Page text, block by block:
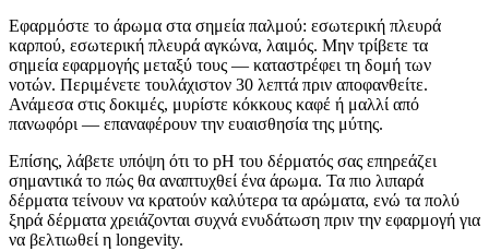
Εφαρμόστε το άρωμα στα σημεία παλμού: εσωτερική πλευρά
καρπού, εσωτερική πλευρά αγκώνα, λαιμός. Μην τρίβετε τα
σημεία εφαρμογής μεταξύ τους — καταστρέφει τη δομή των
νοτών. Περιμένετε τουλάχιστον 30 λεπτά πριν αποφανθείτε.
Ανάμεσα στις δοκιμές, μυρίστε κόκκους καφέ ή μαλλί από
πανωφόρι — επαναφέρουν την ευαισθησία της μύτης.
Επίσης, λάβετε υπόψη ότι το pH του δέρματός σας επηρεάζει
σημαντικά το πώς θα αναπτυχθεί ένα άρωμα. Τα πιο λιπαρά
δέρματα τείνουν να κρατούν καλύτερα τα αρώματα, ενώ τα πολύ
ξηρά δέρματα χρειάζονται συχνά ενυδάτωση πριν την εφαρμογή για
να βελτιωθεί η longevity.